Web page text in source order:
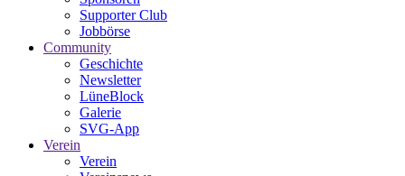
Supporter Club
Jobbörse
Community
Geschichte
Newsletter
LüneBlock
Galerie
SVG-App
Verein
Verein